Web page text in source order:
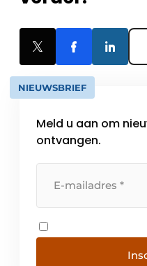
NIEUWSBRIEF
Meld u aan om
ontvangen.